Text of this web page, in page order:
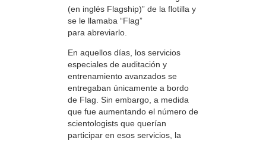
(en inglés Flagship)” de la flotilla y
se le llamaba “Flag”
para abreviarlo.
En aquellos días, los servicios
especiales de auditación y
entrenamiento avanzados se
entregaban únicamente a bordo
de Flag. Sin embargo, a medida
que fue aumentando el número de
scientologists que querían
participar en esos servicios, la